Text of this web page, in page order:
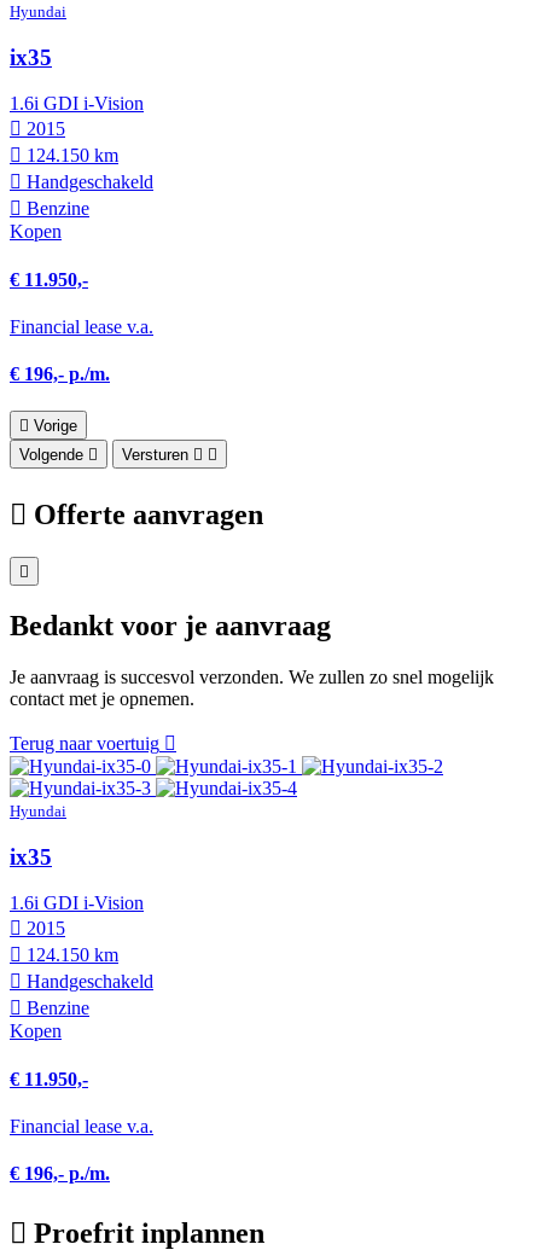
Hyundai
ix35
1.6i GDI i-Vision
2015
124.150 km
Hand­geschakeld
Benzine
Kopen
€ 11.950,-
Financial lease v.a.
€ 196,- p./m.
Vorige
Volgende
Versturen
Offerte aanvragen
Bedankt voor je aanvraag
Je aanvraag is succesvol verzonden. We zullen zo snel mogelijk
contact met je opnemen.
Terug naar voertuig
Hyundai
ix35
1.6i GDI i-Vision
2015
124.150 km
Hand­geschakeld
Benzine
Kopen
€ 11.950,-
Financial lease v.a.
€ 196,- p./m.
Proefrit inplannen